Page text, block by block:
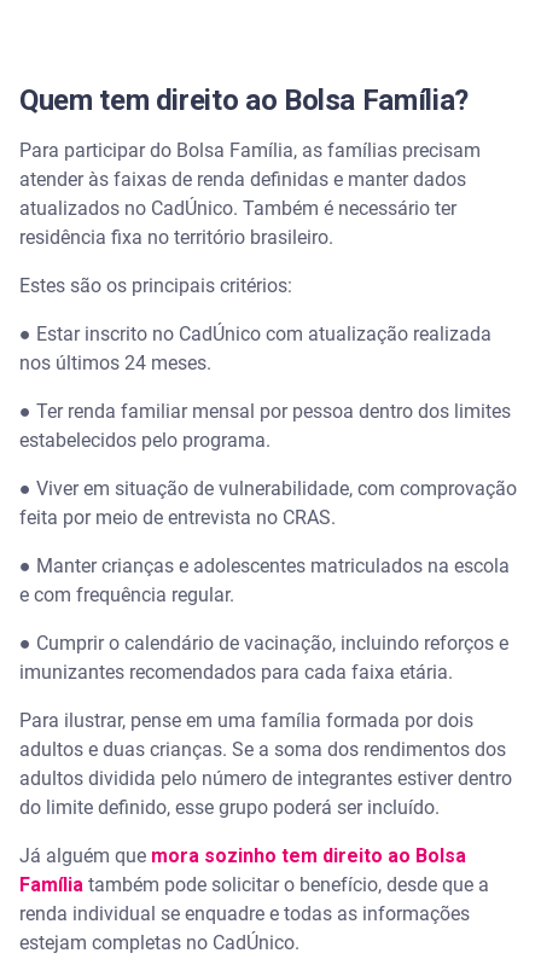
Quem tem direito ao Bolsa Família?
Para participar do Bolsa Família, as famílias precisam
atender às faixas de renda definidas e manter dados
atualizados no CadÚnico. Também é necessário ter
residência fixa no território brasileiro.
Estes são os principais critérios:
● Estar inscrito no CadÚnico com atualização realizada
nos últimos 24 meses.
● Ter renda familiar mensal por pessoa dentro dos limites
estabelecidos pelo programa.
● Viver em situação de vulnerabilidade, com comprovação
feita por meio de entrevista no CRAS.
● Manter crianças e adolescentes matriculados na escola
e com frequência regular.
● Cumprir o calendário de vacinação, incluindo reforços e
imunizantes recomendados para cada faixa etária.
Para ilustrar, pense em uma família formada por dois
adultos e duas crianças. Se a soma dos rendimentos dos
adultos dividida pelo número de integrantes estiver dentro
do limite definido, esse grupo poderá ser incluído.
Já alguém que mora sozinho tem direito ao Bolsa
Família também pode solicitar o benefício, desde que a
renda individual se enquadre e todas as informações
estejam completas no CadÚnico.